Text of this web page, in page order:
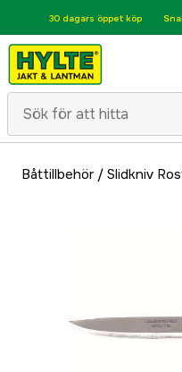
30 dagars öppet köp
Båttillbehör/ Slidkniv